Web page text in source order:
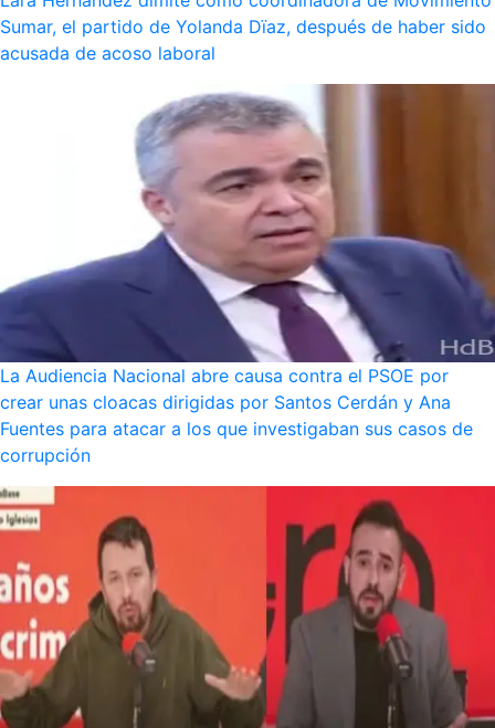
Sumar, el partido de Yolanda Dïaz, después de haber sido
acusada de acoso laboral
La Audiencia Nacional abre causa contra el PSOE por
crear unas cloacas dirigidas por Santos Cerdán y Ana
Fuentes para atacar a los que investigaban sus casos de
corrupción